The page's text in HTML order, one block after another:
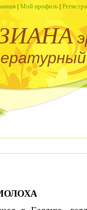
| Мой профиль |